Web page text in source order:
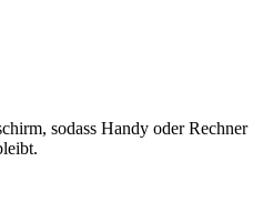
sodass Handy oder Rechner